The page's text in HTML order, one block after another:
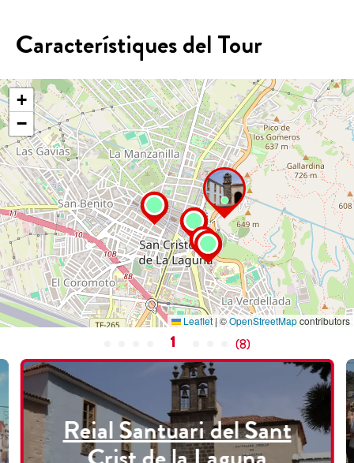
Característiques del Tour
+
−
Leaflet|©OpenStreetMapcontributors
1 (8)
Reial Santuari del Sant